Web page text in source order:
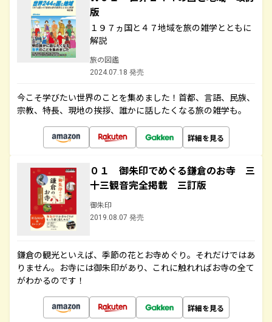
版
１９７ヵ国と４７地域を旅の雑学とともに
解説
旅の図鑑
2024.07.18 発売
今こそ学びたい世界のことを集めました！首都、言語、民族、
宗教、特長、現地の挨拶、誰かに話したくなる旅の雑学も。
詳細を見る
０１ 御朱印でめぐる鎌倉のお寺 三
十三観音完全掲載 三訂版
御朱印
2019.08.07 発売
鎌倉の観光といえば、季節の花とお寺めぐり。それだけではあ
りません。お寺には御朱印があり、これに触れればお寺の全て
がわかるのです！
詳細を見る